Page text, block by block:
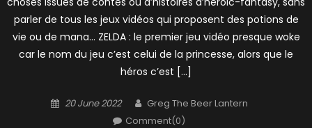
parler de tous les jeux vidéos qui proposent des potions de
vie ou de mana… ZELDA : le premier jeu vidéo presque woke
car le nom du jeu c’est celui de la princesse, alors que le
héros c’est […]
Posted
20 June 2022 Author
Greg The Beer Lantern
Comment(0)